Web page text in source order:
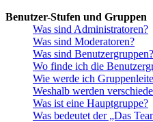
Benutzer-Stufen und Gruppen
Was sind Administratoren?
Was sind Moderatoren?
Was sind Benutzergruppen?
Wo finde ich die
Wie werde ich
Weshalb werden
Was ist eine Hauptgruppe?
Was bedeutet der „Das